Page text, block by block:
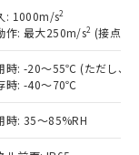
: 1000m/s2
作: 最大250m/s2 (接点開
時: -20～55℃ (ただし、
時: -40～70℃
時: 35～85%RH
品もある
結果は、
社内デー
あり、閲
および標
ことをご
合などや
ビフェニル
ルエーテル類
ルヘキシ
。
門へお問
カドミウ
臭化ビフェ
ち、外国
る商品
）を輸出
は、日本
取引許
続きを